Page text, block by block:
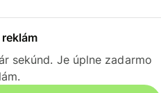
sekúnd. Je úplne zadarmo